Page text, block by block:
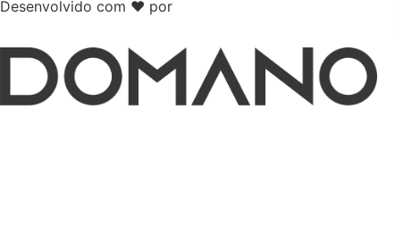
Desenvolvido com ❤️ por